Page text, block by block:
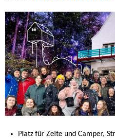
Platz für Zelte und Camper,